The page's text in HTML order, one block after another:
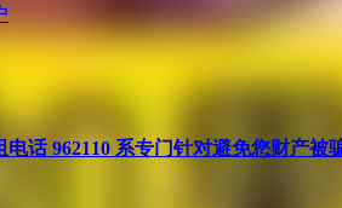
话 962110 系专门针对避免您财产被